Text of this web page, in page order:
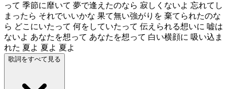
って 季節に靡いて 夢で逢えたのなら 寂しくないよ 忘れてし
まったら それでいいかな 果て無い強がりを 棄てられたのな
ら どこにいたって 何をしていたって 伝えられる想いに 嘘は
ないよ あなたを想って あなたを想って 白い横顔に 吸い込ま
れた 夏よ 夏よ 夏よ
歌詞をすべて見る